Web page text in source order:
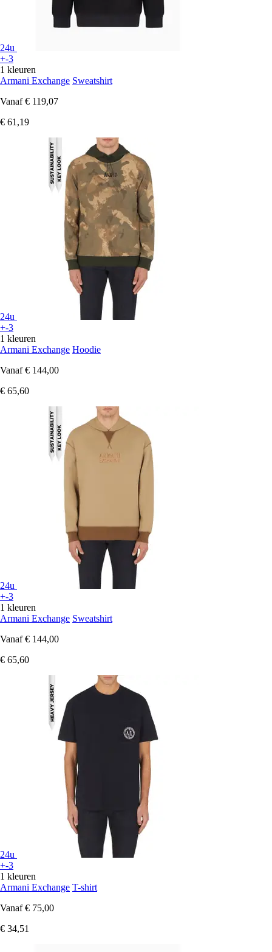
24u
+-3
1 kleuren
Armani Exchange Sweatshirt
Vanaf € 119,07
€ 61,19
24u
+-3
1 kleuren
Armani Exchange Hoodie
Vanaf € 144,00
€ 65,60
24u
+-3
1 kleuren
Armani Exchange Sweatshirt
Vanaf € 144,00
€ 65,60
24u
+-3
1 kleuren
Armani Exchange T-shirt
Vanaf € 75,00
€ 34,51